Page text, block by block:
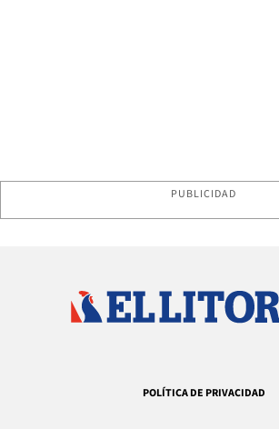
PUBLICIDAD
POLÍTICA DE PRIVACIDAD